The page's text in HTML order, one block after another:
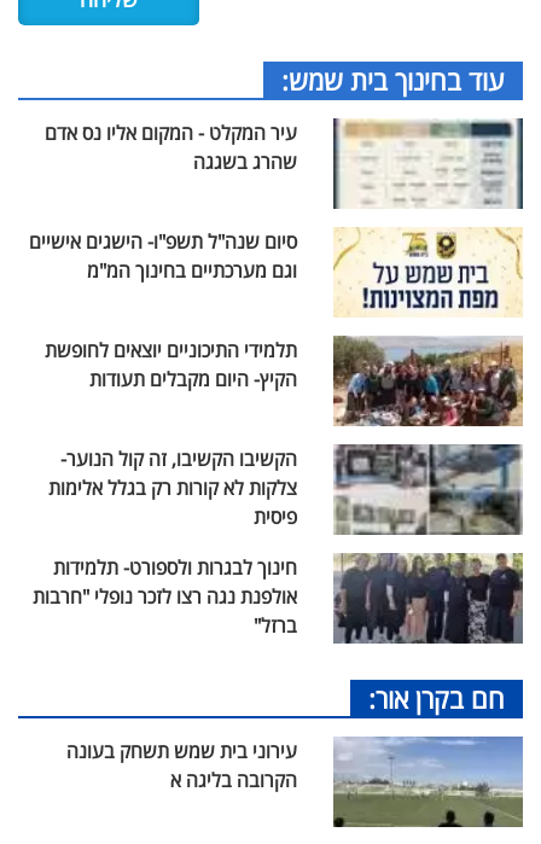
עוד בחינוך בית שמש:
עיר המקלט - המקום אליו נס אדם
שהרג בשגגה
סיום שנה"ל תשפ"ו- הישגים אישיים
וגם מערכתיים בחינוך המ"מ
תלמידי התיכוניים יוצאים לחופשת
הקיץ- היום מקבלים תעודות
הקשיבו הקשיבו, זה קול הנוער-
צלקות לא קורות רק בגלל אלימות
פיסית
חינוך לבגרות ולספורט- תלמידות
אולפנת נגה רצו לזכר נופלי "חרבות
ברזל"
חם בקרן אור:
עירוני בית שמש תשחק בעונה
הקרובה בליגה א